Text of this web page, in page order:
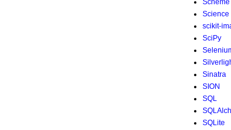
Scheme
Science
scikit-
SciPy
Sinatra
SION
SQL
SQLite